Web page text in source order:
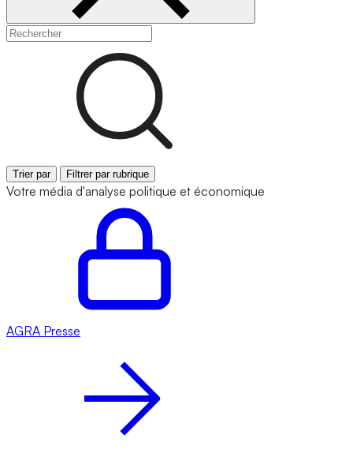
Trier par Filtrer par rubrique
Votre média d'analyse politique et économique
AGRA Presse